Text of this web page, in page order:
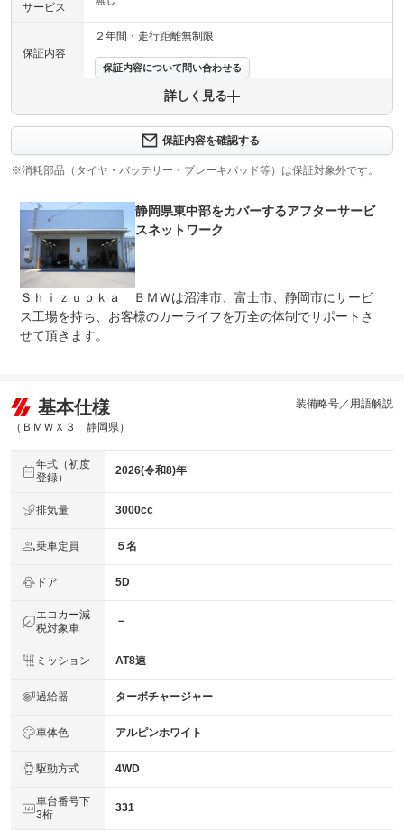
サービス
保証内容
２年間・走行距離無制限
保証内容について問い合わせる
上限金額 車両本体価格
免責金 無し
保証修理
受付先
法定整備
整備付 法定12ヶ月または法定24ヶ月点検整備付
※車検なし・車検整備付の場合は法定24ヶ月点検整備付
※商用車は6ヶ月または12ヶ月点検整備付
法定整備
詳しく見る
保証内容を確認する
※消耗部品（タイヤ・バッテリー・ブレーキパッド等）は保証対象外です。
静岡県東中部をカバーするアフターサービ
スネットワーク
Ｓｈｉｚｕｏｋａ ＢＭＷは沼津市、富士市、静岡市にサービ
ス工場を持ち、お客様のカーライフを万全の体制でサポートさ
せて頂きます。
基本仕様
（ＢＭＷＸ３ 静岡県）
装備略号／用語解説
年式（初度
登録）
2026(令和8)年
排気量 3000cc
乗車定員 ５名
ドア 5D
エコカー減
税対象車
－
ミッション AT8速
過給器 ターボチャージャー
車体色 アルピンホワイト
駆動方式 4WD
車台番号下
3桁
331